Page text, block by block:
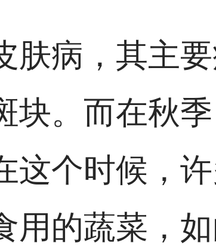
肤病，其主
块。而在秋
这个时候，
的蔬菜，如